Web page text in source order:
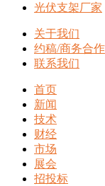
光伏支架厂家
关于我们
约稿/商务合作
联系我们
首页
新闻
技术
财经
市场
展会
招投标